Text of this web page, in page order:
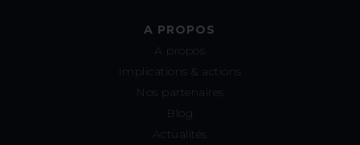
A PROPOS
A propos
Implications & actions
Nos partenaires
Blog
Actualités